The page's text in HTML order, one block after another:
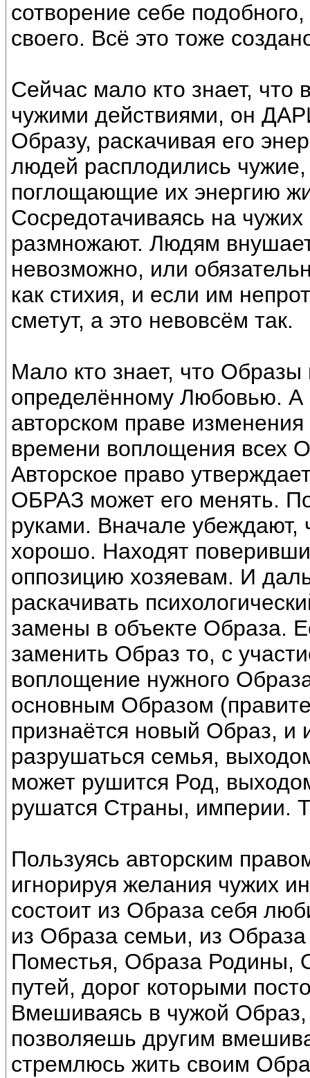
сотворение себе
своего. Всё это тоже
Сейчас мало кто знает,
чужими действиями, он
Образу, раскачивая его
людей расплодились
поглощающие их энергию
Сосредотачиваясь на
размножают. Людям
невозможно, или
как стихия, и если им
сметут, а это невовсём так.
Мало кто знает, что Образы
определённому Любовью. А
авторском праве
времени воплощения всех
Авторское право
ОБРАЗ может его менять.
руками. Вначале убеждают,
хорошо. Находят
оппозицию хозяевам. И
раскачивать
замены в объекте Образа.
заменить Образ то, с
воплощение нужного
основным Образом
признаётся новый Образ, и
разрушаться семья,
может рушится Род,
рушатся Страны, империи.
Пользуясь авторским
игнорируя желания чужих
состоит из Образа себя
из Образа семьи, из
Поместья, Образа Родины,
путей, дорог которыми
Вмешиваясь в чужой
позволяешь другим
стремлюсь жить своим